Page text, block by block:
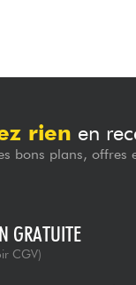
rien en
bons plans, offres
GRATUITE
CGV)